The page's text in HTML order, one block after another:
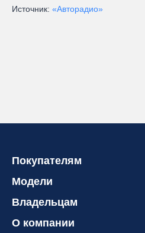
Источник: «Авторадио»
Покупателям
Модели
Владельцам
О компании